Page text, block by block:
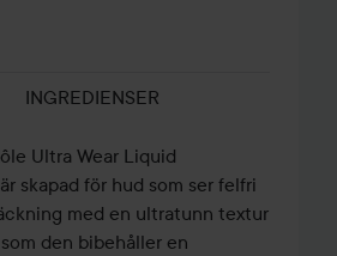
DE VIL
MAKE-UP 🌸
INGREDIENSER
Ultra Wear Liquid
skapad för hud som ser felfri
med en ultratunn textur
den bibehåller en